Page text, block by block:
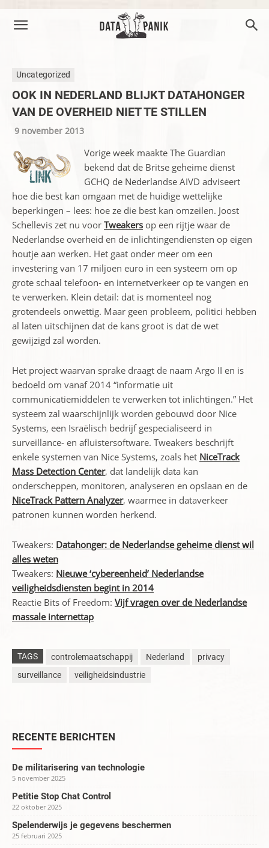
Uncategorized
OOK IN NEDERLAND BLIJKT DATAHONGER
VAN DE OVERHEID NIET TE STILLEN
9 november 2013
Vorige week maakte The Guardian
bekend dat de Britse geheime dienst
GCHQ de Nederlandse AIVD adviseert
hoe die best kan omgaan met de huidige wettelijke
beperkingen – lees: hoe ze die best kan omzeilen. Joost
Schellevis zet nu voor Tweakers op een rijtje waar de
Nederlandse overheid en de inlichtingendiensten op eigen
houtje aan werken. Het gaat onder meer om een
investering van 17 miljoen euro in een systeem om op
grote schaal telefoon- en internetverkeer op te vangen en
te verwerken. Klein detail: dat is momenteel nog
grotendeels onwettig. Maar geen probleem, politici hebben
al laten uitschijnen dat de kans groot is dat de wet
gewijzigd zal worden.
Het project waarvan sprake draagt de naam Argo II en is
bedoeld om vanaf 2014 “informatie uit
communicatiemiddelen te verwerken tot inlichtingen.” Het
systeem zal waarschijnlijk worden gebouwd door Nice
Systems, een Israëlisch bedrijf gespecialiseerd in
surveillance- en afluistersoftware. Tweakers beschrijft
enkele systemen van Nice Systems, zoals het NiceTrack
Mass Detection Center, dat landelijk data kan
onderscheppen, monitoren, analyseren en opslaan en de
NiceTrack Pattern Analyzer, waarmee in dataverkeer
patronen kunnen worden herkend.
Tweakers: Datahonger: de Nederlandse geheime dienst wil
alles weten
Tweakers: Nieuwe ‘cybereenheid’ Nederlandse
veiligheidsdiensten begint in 2014
Reactie Bits of Freedom: Vijf vragen over de Nederlandse
massale internettap
TAGS controlemaatschappij Nederland
privacy
surveillance
veiligheidsindustrie
RECENTE BERICHTEN
De militarisering van technologie
5 november 2025
Petitie Stop Chat Control
22 oktober 2025
Spelenderwijs je gegevens beschermen
25 februari 2025